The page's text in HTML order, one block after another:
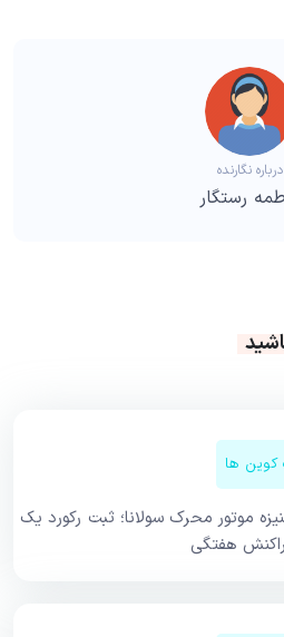
درباره نگارنده
رستگار
کوین ها
موتور محرک سولانا؛ ثبت رکورد یک
هفتگی